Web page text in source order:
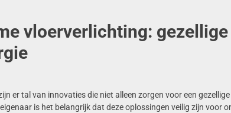
vloerverlichting:
er tal van innovaties die niet alleen zorgen voor een
is het belangrijk dat deze oplossingen veilig zijn voor